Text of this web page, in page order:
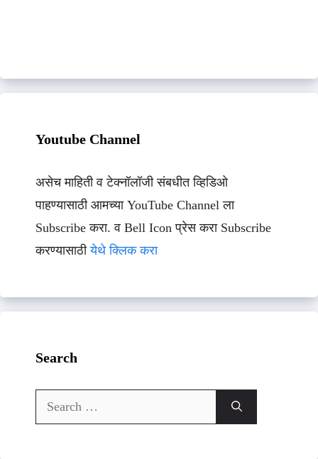
Youtube Channel
असेच माहिती व टेक्नॉलॉजी संबधीत व्हिडिओ
पाहण्यासाठी आमच्या YouTube Channel ला
Subscribe करा. व Bell Icon प्रेस करा Subscribe
करण्यासाठीयेथे क्लिक करा
Search
Search
for: